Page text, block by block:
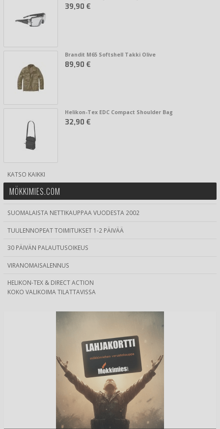
39,90 €
Brandit M65 Softshell Takki Olive
89,90 €
Helikon-Tex EDC Compact Shoulder Bag
32,90 €
KATSO KAIKKI
MÖKKIMIES.COM
SUOMALAISTA NETTIKAUPPAA VUODESTA 2002
TUULENNOPEAT TOIMITUKSET 1-2 PÄIVÄÄ
30 PÄIVÄN PALAUTUSOIKEUS
VIRANOMAISALENNUS
HELIKON-TEX & DIRECT ACTION
KOKO VALIKOIMA TILATTAVISSA